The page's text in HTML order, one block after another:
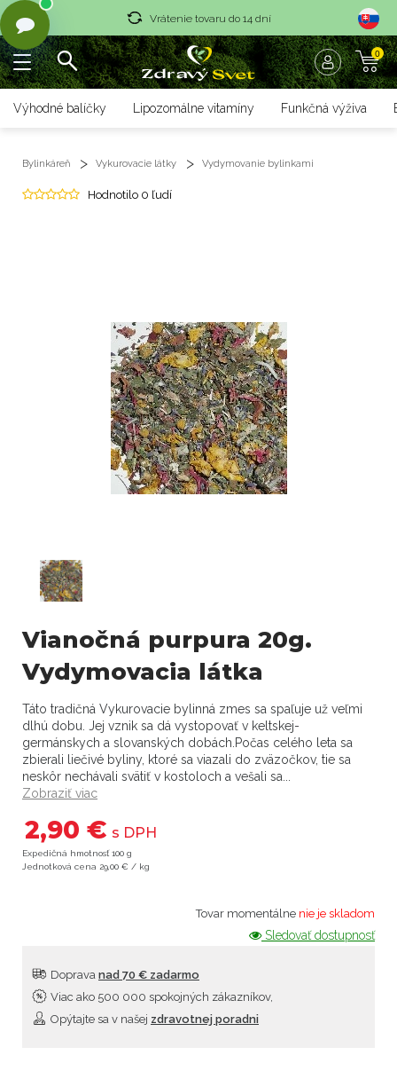
Vrátenie tovaru do 14 dní
Rýchle dodanie <36 hod
Rýchle dodanie <36 hod
0
Výhodné balíčky Lipozomálne vitamíny Funkčná výživa
Bylinkáreň Vykurovacie látky Vydymovanie bylinkami
Hodnotilo 0 ľudí
Vianočná purpura 20g.
Vydymovacia látka
Táto tradičná Vykurovacie bylinná zmes sa spaľuje už veľmi
dlhú dobu. Jej vznik sa dá vystopovať v keltskej-
germánskych a slovanských dobách.Počas celého leta sa
zbierali liečivé byliny, ktoré sa viazali do zväzočkov, tie sa
neskôr nechávali svätiť v kostoloch a vešali sa...
Zobraziť viac
2,90 € s DPH
Expedičná hmotnosť 100 g
Jednotková cena 29,00 € / kg
Tovar momentálne nie je skladom
Sledovať dostupnosť
Doprava nad 70 € zadarmo
Viac ako 500 000 spokojných zákazníkov,
Opýtajte sa v našej zdravotnej poradni